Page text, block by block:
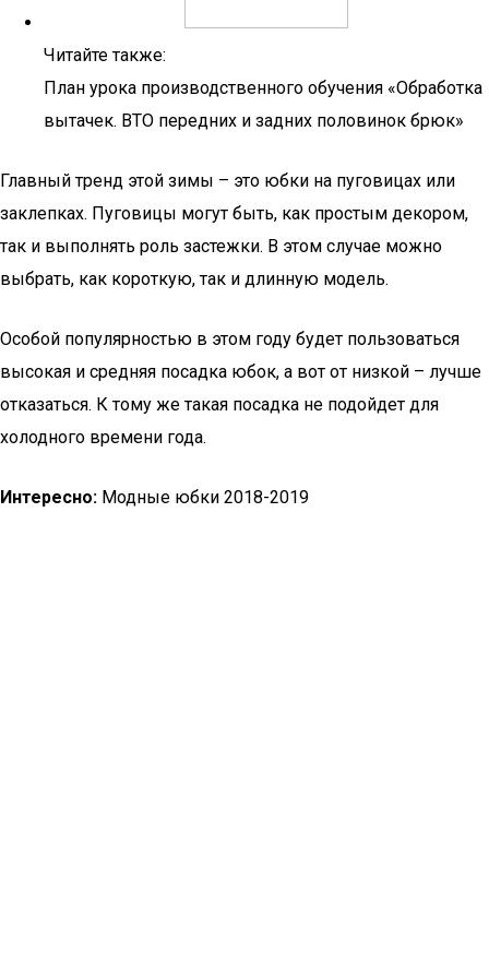
Читайте также:
План урока производственного обучения «Обработка
вытачек. ВТО передних и задних половинок брюк»
Главный тренд этой зимы – это юбки на пуговицах или
заклепках. Пуговицы могут быть, как простым декором,
так и выполнять роль застежки. В этом случае можно
выбрать, как короткую, так и длинную модель.
Особой популярностью в этом году будет пользоваться
высокая и средняя посадка юбок, а вот от низкой – лучше
отказаться. К тому же такая посадка не подойдет для
холодного времени года.
Интересно: Модные юбки 2018-2019